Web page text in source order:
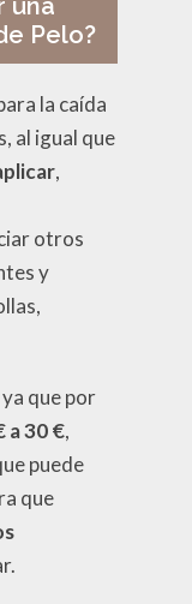
una
Pelo?
la caída
al igual que
,
otros
y
que por
a 30 €,
puede
que